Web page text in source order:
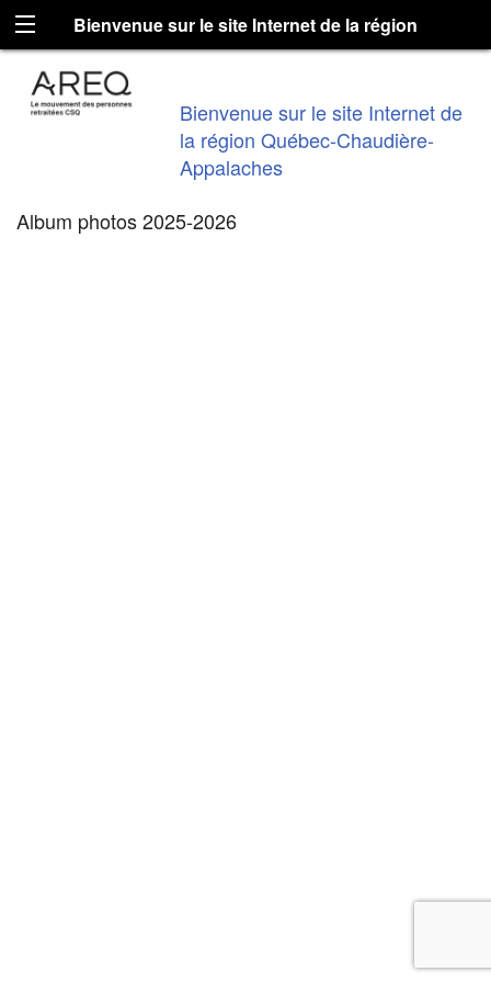
Bienvenue sur le site Internet de la région
Québec-Chaudière-Appalaches
Bienvenue sur le site Internet de
la région Québec-Chaudière-
Appalaches
Album photos 2025-2026